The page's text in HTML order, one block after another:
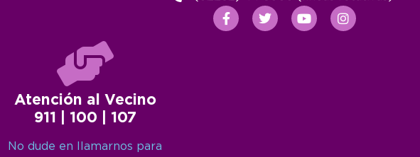
Atención al Vecino
911 | 100 | 107
No dude en llamarnos para